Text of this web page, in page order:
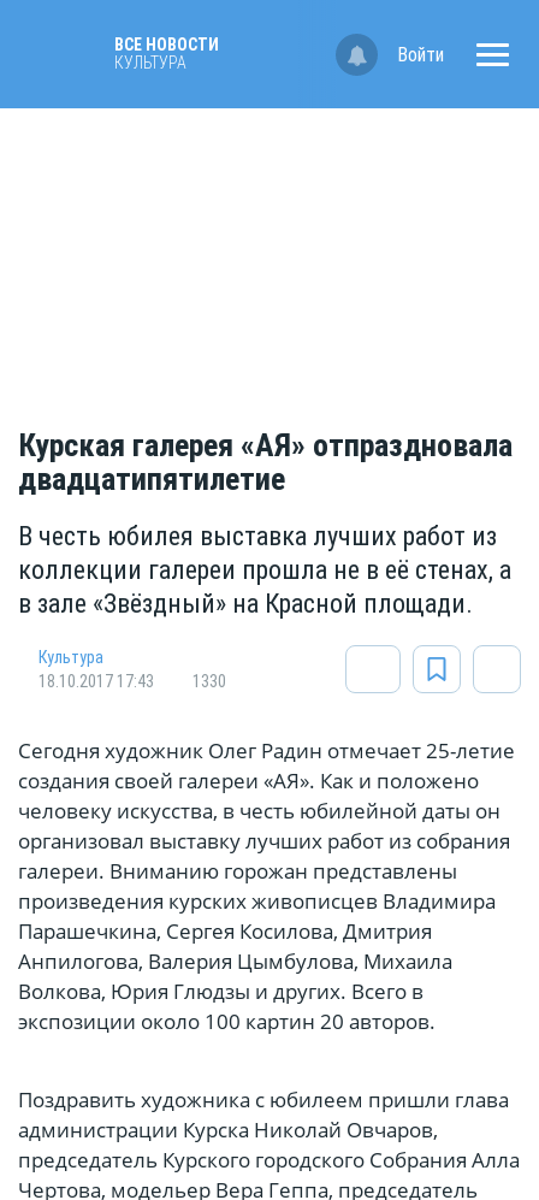
ВСЕ НОВОСТИ
КУЛЬТУРА
Войти
Курская галерея «АЯ» отпраздновала
двадцатипятилетие
В честь юбилея выставка лучших работ из
коллекции галереи прошла не в её стенах, а
в зале «Звёздный» на Красной площади.
Культура
18.10.2017 17:43
1330
Сегодня художник Олег Радин отмечает 25-летие
создания своей галереи «АЯ». Как и положено
человеку искусства, в честь юбилейной даты он
организовал выставку лучших работ из собрания
галереи. Вниманию горожан представлены
произведения курских живописцев Владимира
Парашечкина, Сергея Косилова, Дмитрия
Анпилогова, Валерия Цымбулова, Михаила
Волкова, Юрия Глюдзы и других. Всего в
экспозиции около 100 картин 20 авторов.
Поздравить художника с юбилеем пришли глава
администрации Курска Николай Овчаров,
председатель Курского городского Собрания Алла
Чертова, модельер Вера Геппа, председатель